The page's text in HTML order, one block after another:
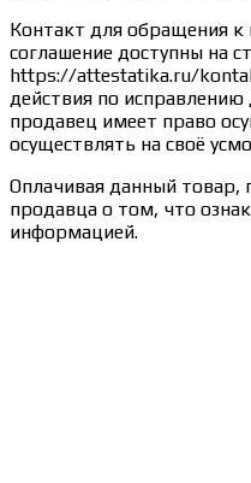
Контакт для обращения к
соглашение доступны на
https://attestatika.ru/
действия по исправлению
продавец имеет право
осуществлять на своё
Оплачивая данный товар,
продавца о том, что
информацией.